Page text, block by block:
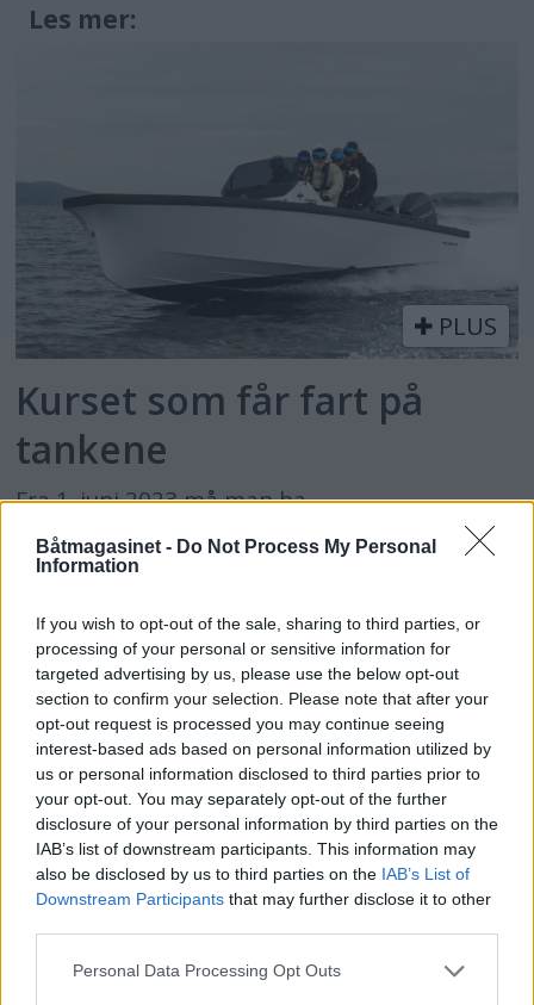
Båtmagasinet - Do Not Process My Personal
Information
If you wish to opt-out of the sale, sharing to third parties, or
processing of your personal or sensitive information for
targeted advertising by us, please use the below opt-out
section to confirm your selection. Please note that after your
opt-out request is processed you may continue seeing
interest-based ads based on personal information utilized by
us or personal information disclosed to third parties prior to
your opt-out. You may separately opt-out of the further
disclosure of your personal information by third parties on the
IAB’s list of downstream participants. This information may
also be disclosed by us to third parties on the IAB’s List of
Downstream Participants that may further disclose it to other
Personal Data Processing Opt Outs
Les mer:
PLUS
Kurset som får fart på
tankene
Fra 1. juni 2023 må man ha
høyhastighetsbevis dersom man lovlig skal
føre båt og vannscooter som kan gå over 50
skolebenken – og fikk flere tankevekkere.
PLUS